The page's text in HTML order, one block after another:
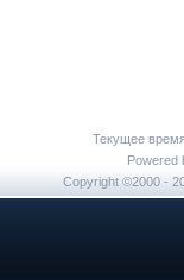
Текущее
Powered
Copyright ©2000 -